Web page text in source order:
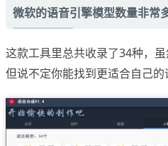
微软的语音引擎模型数量非常多
这款工具里总共收录了34种，虽
但说不定你能找到更适合自己的